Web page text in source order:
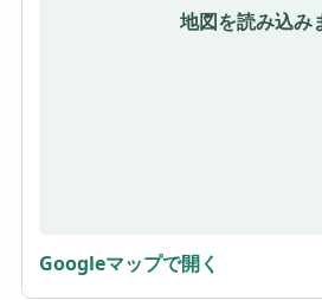
地図を読み込み
Googleマップで開く